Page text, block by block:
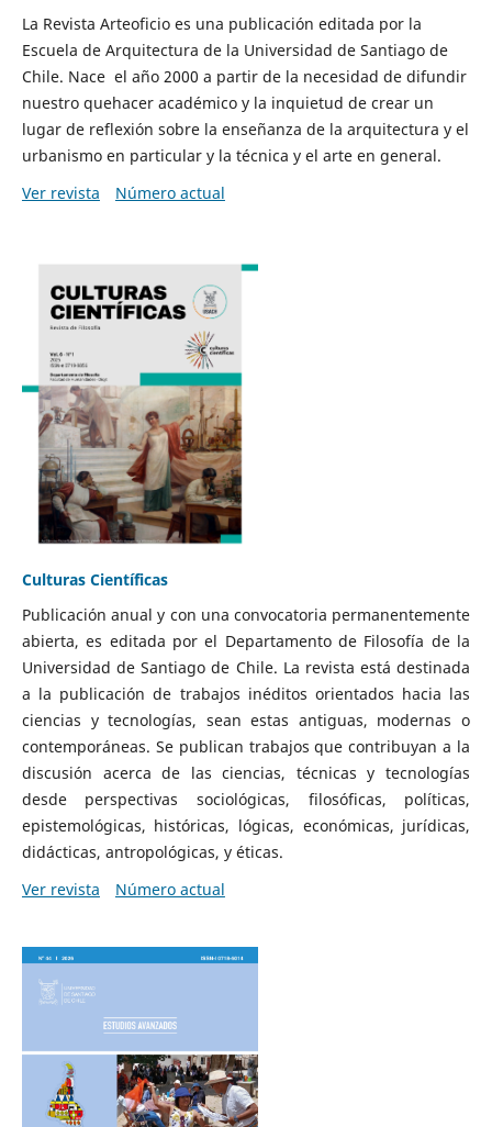
La Revista Arteoficio es una publicación editada por la
Escuela de Arquitectura de la Universidad de Santiago de
Chile. Nace el año 2000 a partir de la necesidad de difundir
nuestro quehacer académico y la inquietud de crear un
lugar de reflexión sobre la enseñanza de la arquitectura y el
urbanismo en particular y la técnica y el arte en general.
Ver revista
Número actual
Culturas Científicas
Publicación anual y con una convocatoria permanentemente
abierta, es editada por el Departamento de Filosofía de la
Universidad de Santiago de Chile. La revista está destinada
a la publicación de trabajos inéditos orientados hacia las
ciencias y tecnologías, sean estas antiguas, modernas o
contemporáneas. Se publican trabajos que contribuyan a la
discusión acerca de las ciencias, técnicas y tecnologías
desde perspectivas sociológicas, filosóficas, políticas,
epistemológicas, históricas, lógicas, económicas, jurídicas,
didácticas, antropológicas, y éticas.
Ver revista
Número actual